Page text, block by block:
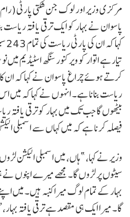
مرکزی وزیر اور لوک جن شکتی پارٹی
پاسوان نے بہار کو ایک ترقی یافتہ
تیار ہے اتوار کو ویر کنور سنگھ اسٹیڈیم
کرتے ہوئے چراغ پاسوان نے کہا کہ ان
ریاست بنانا ہے۔ انہوں نے کہا کہ
بیٹھوں گا جب تک میں بہار کو ترقی
فیصلہ کرنا ہے کہ میں کہاں سے اسمبلی
سیٹوں پر لڑوں گا۔ مجھے میرے اپنوں نے
بہار کے تمام لوگ میرا کنبہ ہیں۔ میں
گا۔ میرا ایک ہی مقصد ہے ترقی یافتہ